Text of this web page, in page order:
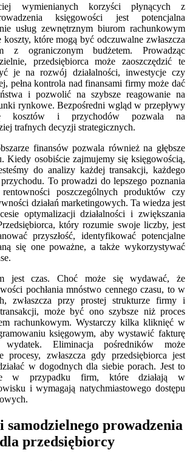
wymienianych korzyści płynących z
księgowości jest potencjalna
usług zewnętrznym biurom rachunkowym
koszty, które mogą być odczuwalne zwłaszcza
z ograniczonym budżetem. Prowadząc
przedsiębiorca może zaoszczędzić te
je na rozwój działalności, inwestycje czy
pełna kontrola nad finansami firmy może dać
i pozwolić na szybsze reagowanie na
rynkowe. Bezpośredni wgląd w przepływy
kosztów i przychodów pozwala na
trafnych decyzji strategicznych.
finansów pozwala również na głębsze
Kiedy osobiście zajmujemy się księgowością,
do analizy każdej transakcji, każdego
To prowadzi do lepszego poznania
poszczególnych produktów czy
działań marketingowych. Ta wiedza jest
optymalizacji działalności i zwiększania
który rozumie swoje liczby, jest
przyszłość, identyfikować potencjalne
się one poważne, a także wykorzystywać
jest czas. Choć może się wydawać, że
pochłania mnóstwo cennego czasu, to w
zwłaszcza przy prostej strukturze firmy i
może być ono szybsze niż proces
rachunkowym. Wystarczy kilka kliknięć w
księgowym, aby wystawić fakturę
wydatek. Eliminacja pośredników może
procesy, zwłaszcza gdy przedsiębiorca jest
w dogodnych dla siebie porach. Jest to
w przypadku firm, które działają w
i wymagają natychmiastowego dostępu
samodzielnego prowadzenia
przedsiębiorcy